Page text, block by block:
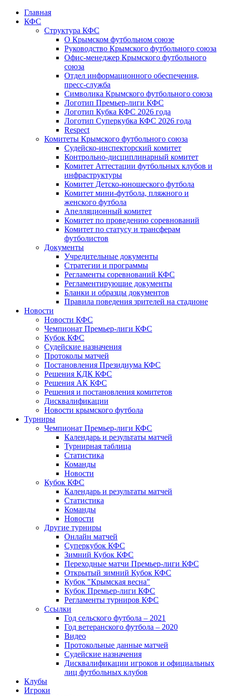
Главная
КФС
Структура КФС
О Крымском футбольном союзе
Руководство Крымского футбольного союза
Офис-менеджер Крымского футбольного
союза
Отдел информационного обеспечения,
пресс-служба
Символика Крымского футбольного союза
Логотип Премьер-лиги КФС
Логотип Кубка КФС 2026 года
Логотип Суперкубка КФС 2026 года
Respect
Комитеты Крымского футбольного союза
Судейско-инспекторский комитет
Контрольно-дисциплинарный комитет
Комитет Аттестации футбольных клубов и
инфраструктуры
Комитет Детско-юношеского футбола
Комитет мини-футбола, пляжного и
женского футбола
Апелляционный комитет
Комитет по проведению соревнований
Комитет по статусу и трансферам
футболистов
Документы
Учредительные документы
Стратегии и программы
Регламенты соревнований КФС
Регламентирующие документы
Бланки и образцы документов
Правила поведения зрителей на стадионе
Новости
Новости КФС
Чемпионат Премьер-лиги КФС
Кубок КФС
Судейские назначения
Протоколы матчей
Постановления Президиума КФС
Решения КДК КФС
Решения АК КФС
Решения и постановления комитетов
Дисквалификации
Новости крымского футбола
Турниры
Чемпионат Премьер-лиги КФС
Календарь и результаты матчей
Турнирная таблица
Статистика
Команды
Новости
Кубок КФС
Календарь и результаты матчей
Статистика
Команды
Новости
Другие турниры
Онлайн матчей
Суперкубок КФС
Зимний Кубок КФС
Переходные матчи Премьер-лиги КФС
Открытый зимний Кубок КФС
Кубок "Крымская весна"
Кубок Премьер-лиги КФС
Регламенты турниров КФС
Ссылки
Год сельского футбола – 2021
Год ветеранского футбола – 2020
Видео
Протокольные данные матчей
Судейские назначения
Дисквалификации игроков и официальных
лиц футбольных клубов
Клубы
Игроки